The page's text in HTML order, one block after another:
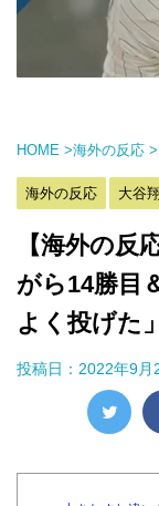
HOME >海外の反応 >
海外の反応 大谷
【海外の反
がら14勝目
よく投げた」
投稿日： 2022年9月